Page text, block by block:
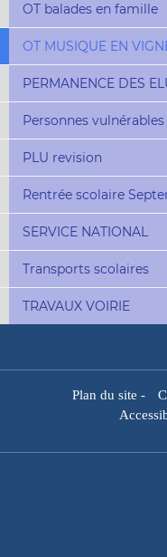
OT balades en famille
OT MUSIQUE EN
PERMANENCE DES
Personnes vulnérables
PLU revision
Rentrée scolaire
SERVICE NATIONAL
Transports scolaires
TRAVAUX VOIRIE
Plan du site -